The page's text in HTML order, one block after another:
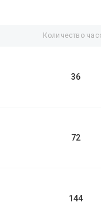
Количество
36
72
144